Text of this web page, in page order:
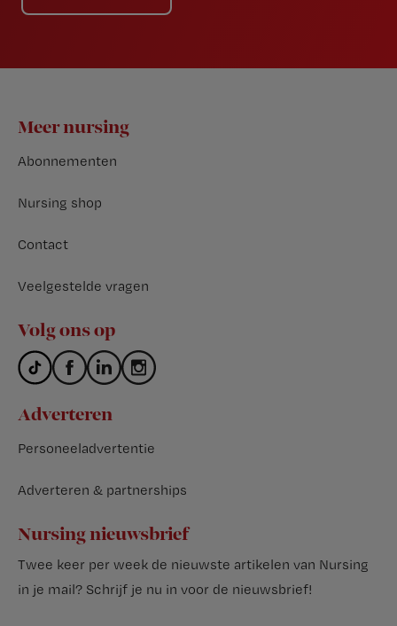
Footer
Meer nursing
Abonnementen
Nursing shop
Contact
Veelgestelde vragen
Volg ons op
Adverteren
Personeeladvertentie
Adverteren & partnerships
Nursing nieuwsbrief
Twee keer per week de nieuwste artikelen van Nursing
in je mail? Schrijf je nu in voor de nieuwsbrief!